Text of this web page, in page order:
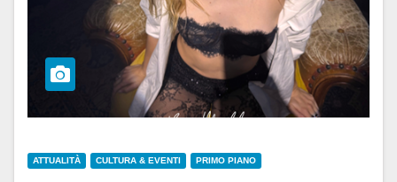
ATTUALITÀ CULTURA & EVENTI PRIMO PIANO